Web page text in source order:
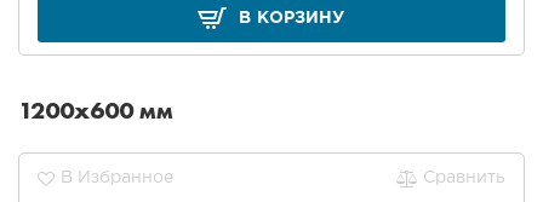
В КОРЗИНУ
1200x600 мм
В Избранное Сравнить